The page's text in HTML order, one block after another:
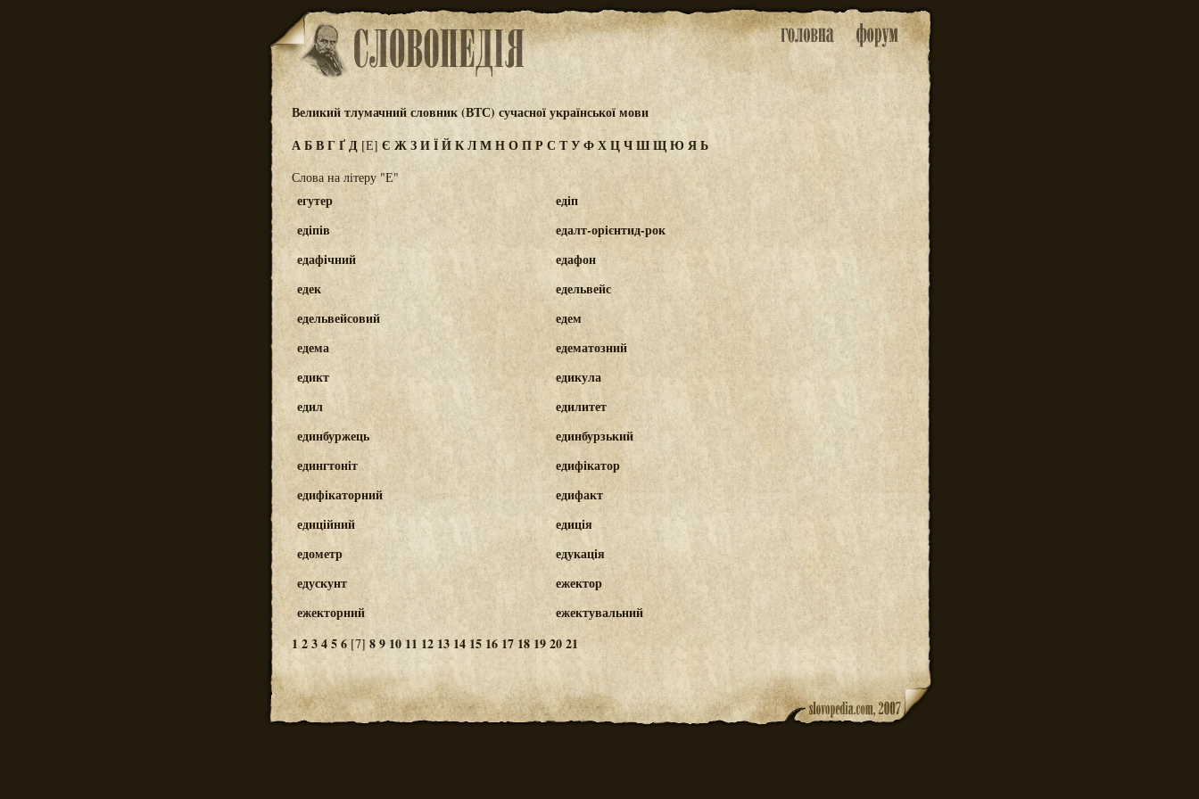
Великий тлумачний словник (ВТС) сучасної української мови
АБВГҐД [Е] Є ЖЗИЇЙКЛМНОПРС ТУФХЦЧШЩЮ ЯЬ
Слова на літеру "Е"
егутер
едіп
едіпів
едалт-орієнтид-рок
едафічний
едафон
едек
едельвейс
едельвейсовий
едем
едема
едематозний
едикт
едикула
едил
едилитет
единбуржець
единбурзький
едингтоніт
едифікатор
едифікаторний
едифакт
едиційний
едиція
едометр
едукація
едускунт
ежектор
ежекторний
ежектувальний
1 23456 [7] 89 10 11 12 13 14 15 16 17 18 192021